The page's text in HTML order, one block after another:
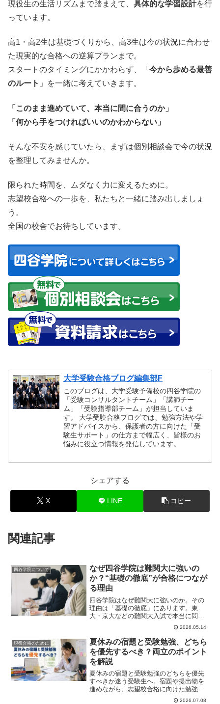
現役生の生活リズムまで踏まえて、 具体的な学習設計を行
っています。
高1・高2生は基礎づくりから、高3生は今の状況に合わせ
た現実的な合格への逆算プランまで。
スタートのタイミングにかかわらず、「 今から歩める最善
のルート 」を一緒に考えていきます。
「このまま進めていて、本当に間に合うのか」
「何から手をつければいいのかわからない」
そんな不安を感じていたら、まずは個別相談会で今の状況
を整理してみませんか。
限られた時間を、ムダなく力に変えるために。
志望校合格への一歩を、私たちと一緒に踏み出しましょ
う。
全国の校舎でお待ちしています。
大学受験合格ブログ編集部F
このブログは、大学受験予備校の四谷学院の
「受験コンサルタントチーム」「講師チー
ム」「受験指導部チーム」が担当していま
す。 大学受験合格ブログでは、勉強方法や学
習アドバイスから、保護者の方に向けた「受
験生サポート」の仕方まで幅広く、皆様のお
悩みに役立つ情報を発信しています。
シェアする
X LINE コピー
関連記事
四谷学院について
なぜ四谷学院は難関大に強いの
か？“基礎の徹底”が合格につなが
る理由
四谷学院はなぜ難関大に強いのか。その
理由は「基礎の徹底」にあります。東
大・京大などの難関大入試で本当に問わ
れる力や、55段階・科目別能力別授業の
強み、実際の難関大合格者の声を紹介し
ます。
2026.05.14
現役合格のために
夏休みの宿題と受験勉強、どちら
を優先するべき？両立のポイント
を解説
夏休みの宿題と受験勉強のどちらを優先
すべきか迷う受験生へ。宿題や提出物を
進めながら、志望校合格に向けた勉強時
間を確保するための考え方と両立のポイ
2026.07.08